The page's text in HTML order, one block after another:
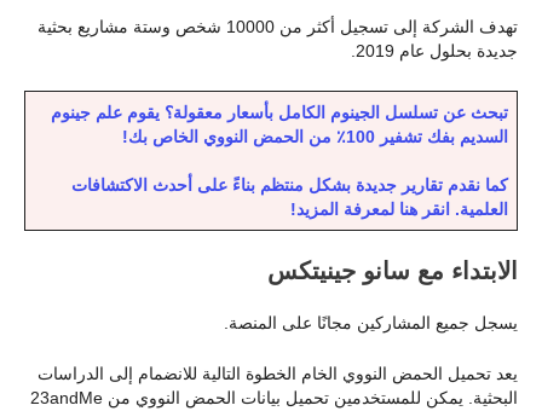
تهدف الشركة إلى تسجيل أكثر من 10000 شخص وستة مشاريع بحثية
جديدة بحلول عام 2019.
تبحث عن تسلسل الجينوم الكامل بأسعار معقولة؟ يقوم علم جينوم
السديم بفك تشفير 100٪ من الحمض النووي الخاص بك!
كما نقدم تقارير جديدة بشكل منتظم بناءً على أحدث الاكتشافات
العلمية. انقر هنا لمعرفة المزيد!
الابتداء مع سانو جينيتكس
يسجل جميع المشاركين مجانًا على المنصة.
يعد تحميل الحمض النووي الخام الخطوة التالية للانضمام إلى الدراسات
البحثية. يمكن للمستخدمين تحميل بيانات الحمض النووي من 23andMe